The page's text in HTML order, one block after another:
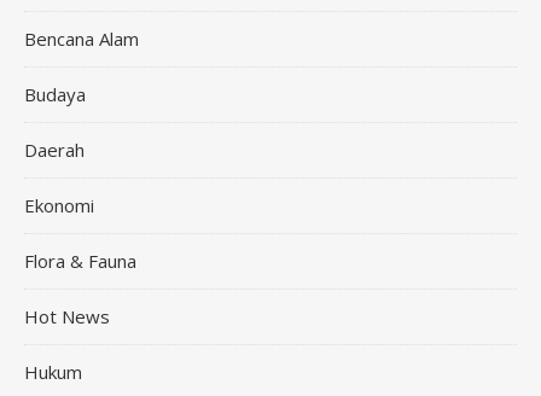
Bencana Alam
Budaya
Daerah
Ekonomi
Flora & Fauna
Hot News
Hukum